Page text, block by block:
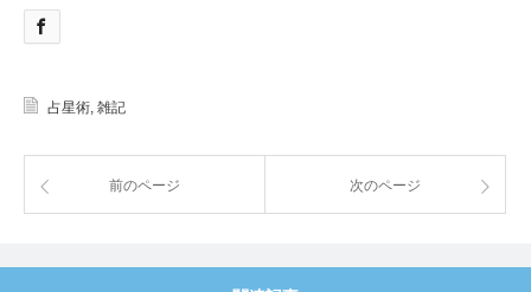
占星術, 雑記
前のページ 次のページ